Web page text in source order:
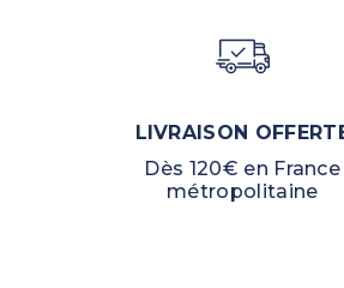
LIVRAISON
Dès 120€ en France
métropolitaine